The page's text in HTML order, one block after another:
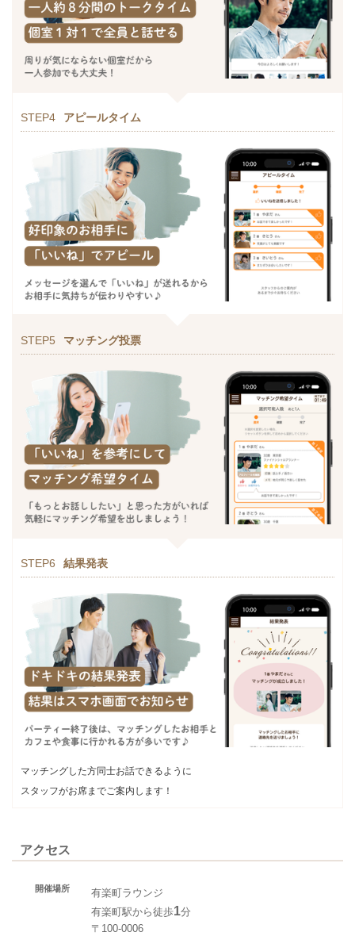
STEP4 アピールタイム
STEP5 マッチング投票
STEP6 結果発表
マッチングした方同士お話できるように
スタッフがお席までご案内します！
アクセス
開催場所
有楽町ラウンジ
有楽町駅から徒歩1分
〒100-0006